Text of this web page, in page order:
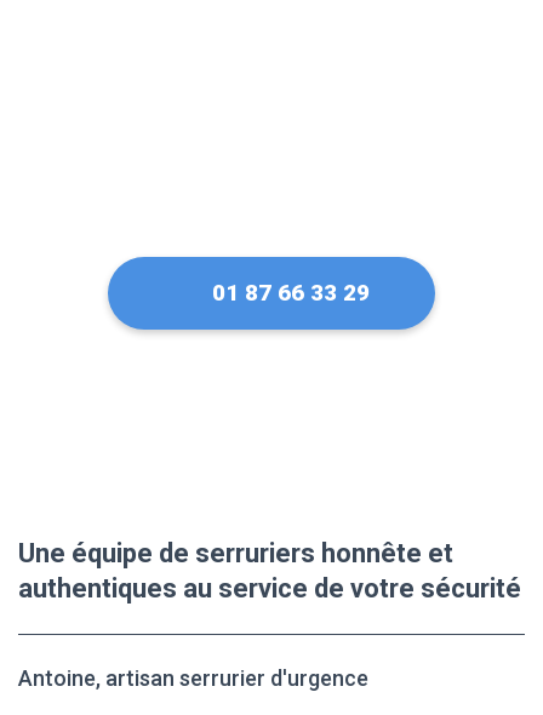
01 87 66 33 29
Une équipe de serruriers honnête et
authentiques au service de votre sécurité
Antoine, artisan serrurier d'urgence